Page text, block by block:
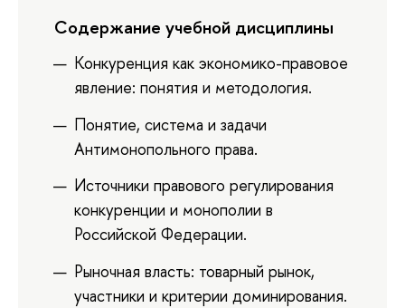
Содержание учебной дисциплины
Конкуренция как экономико-правовое
явление: понятия и методология.
Понятие, система и задачи
Антимонопольного права.
Источники правового регулирования
конкуренции и монополии в
Российской Федерации.
Рыночная власть: товарный рынок,
участники и критерии доминирования.